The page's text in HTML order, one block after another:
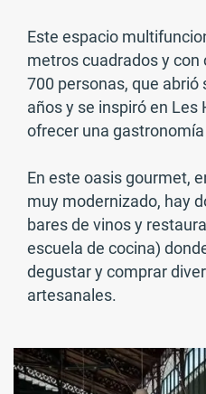
Este espacio
metros cuadrados y con
700 personas, que abrió
años y se inspiró en Les
ofrecer una
En este oasis gourmet,
muy modernizado, hay
bares de vinos y
escuela de cocina)
degustar y comprar
artesanales.